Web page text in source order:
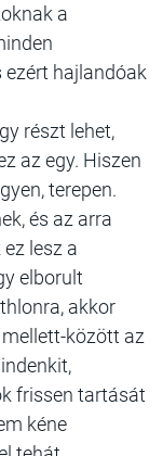
a
hajlandóak
részt lehet,
az egy. Hiszen
terepen.
és az arra
lesz a
elborult
akkor
között az
frissen tartását
kéne